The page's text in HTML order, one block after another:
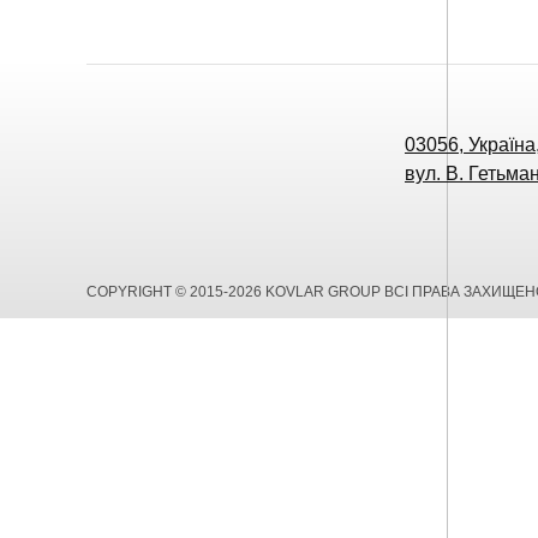
03056,
вул. В.
COPYRIGHT © 2015-2026 KOVLAR GROUP ВСІ ПРАВА